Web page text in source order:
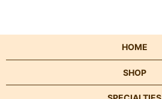
HOME
SHOP